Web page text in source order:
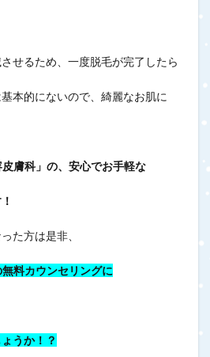
せるため、一度脱毛が完了したら
本的にないので、綺麗なお肌に
膚科」の、安心でお手軽な
た方は是非、
料カウンセリングに
うか！？